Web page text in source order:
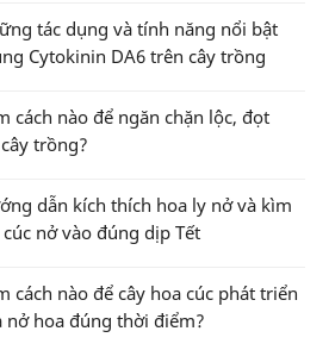
tác dụng và tính năng nổi bật
Cytokinin DA6 trên cây trồng
cách nào để ngăn chặn lộc, đọt
trồng?
dẫn kích thích hoa ly nở và kìm
nở vào đúng dịp Tết
cách nào để cây hoa cúc phát triển
nở hoa đúng thời điểm?